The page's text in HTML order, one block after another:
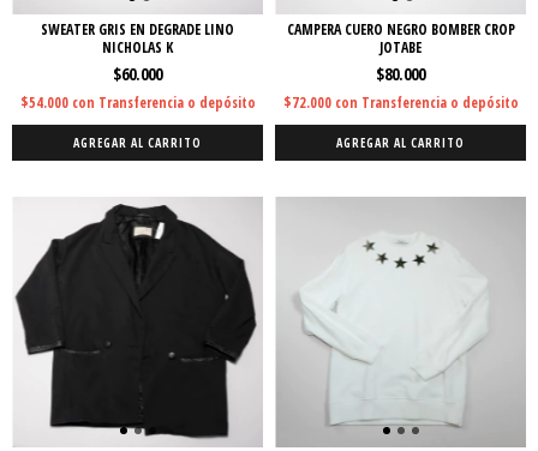
SWEATER GRIS EN DEGRADE LINO
NICHOLAS K
$60.000
$54.000 con Transferencia o depósito
AGREGAR AL CARRITO
CAMPERA CUERO NEGRO BOMBER CROP
JOTABE
$80.000
$72.000 con Transferencia o depósito
AGREGAR AL CARRITO